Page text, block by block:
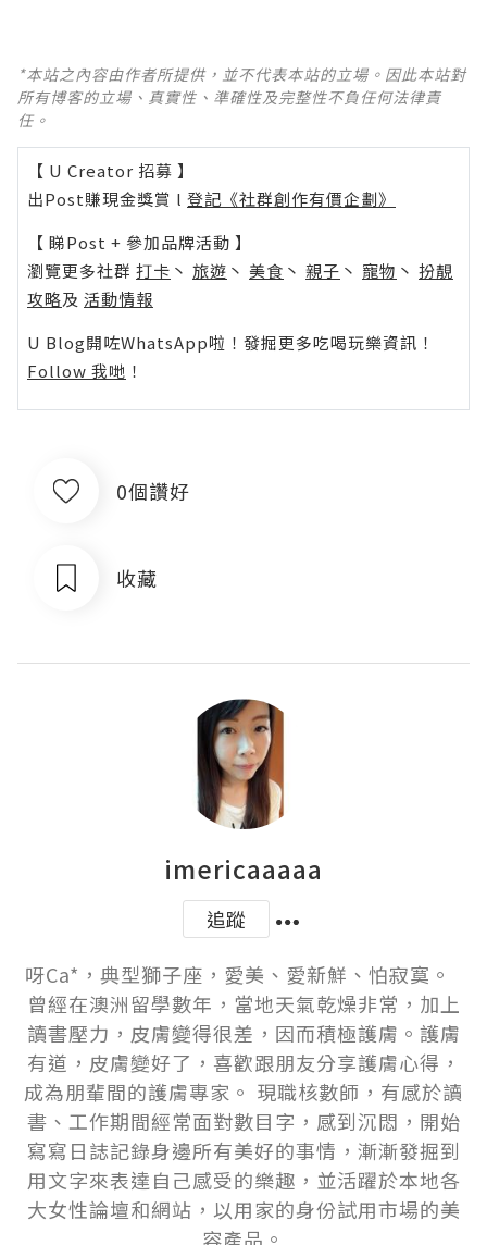
*本站之內容由作者所提供，並不代表本站的立場。因此本站對
所有博客的立場、真實性、準確性及完整性不負任何法律責
任。
【 U Creator 招募 】
出Post賺現金獎賞 l 登記《社群創作有價企劃》
【 睇Post + 參加品牌活動 】
瀏覽更多社群 打卡 丶 旅遊 丶 美食 丶 親子 丶 寵物 丶 扮靚
攻略及 活動情報
U Blog開咗WhatsApp啦！發掘更多吃喝玩樂資訊！
Follow 我哋 ！
0個讚好
收藏
imericaaaaa
追蹤
呀Ca*，典型獅子座，愛美、愛新鮮、怕寂寞。
曾經在澳洲留學數年，當地天氣乾燥非常，加上
讀書壓力，皮膚變得很差，因而積極護膚。護膚
有道，皮膚變好了，喜歡跟朋友分享護膚心得，
成為朋輩間的護膚專家。 現職核數師，有感於讀
書、工作期間經常面對數目字，感到沉悶，開始
寫寫日誌記錄身邊所有美好的事情，漸漸發掘到
用文字來表達自己感受的樂趣，並活躍於本地各
大女性論壇和網站，以用家的身份試用市場的美
容產品。